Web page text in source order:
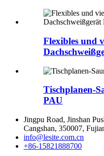
Flexibles und
Tischplanen-
PAU
Jingpu Road, Jinshan
Cangshan, 350007,
info@lesite.com.cn
+86-15821888700